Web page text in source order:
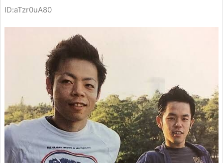
ID:aTzr0uA80